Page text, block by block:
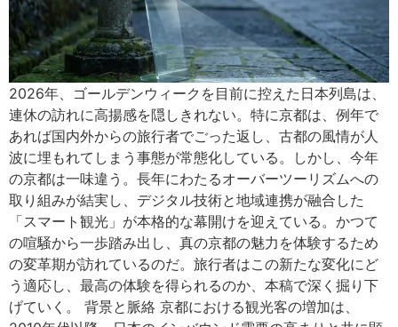
2026年、ゴールデンウィークを目前に控えた日本列島は、
連休の訪れに高揚感を隠しきれない。特に京都は、例年で
あれば国内外からの旅行者でごった返し、古都の風情が人
波に埋もれてしまう事態が常態化している。しかし、今年
の京都は一味違う。長年にわたるオーバーツーリズムへの
取り組みが結実し、デジタル技術と地域連携が融合した
「スマート観光」が本格的な幕開けを迎えている。かつて
の喧騒から一歩踏み出し、真の京都の魅力を体験するため
の変革期が訪れているのだ。旅行者はこの新たな変化にど
う適応し、最高の体験を得られるのか、本稿で深く掘り下
げていく。 背景と脈絡 京都における観光客の増加は、